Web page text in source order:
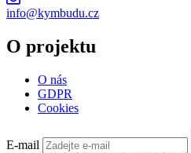
info@kymbudu.cz
O projektu
O nás
GDPR
Cookies
E-mail